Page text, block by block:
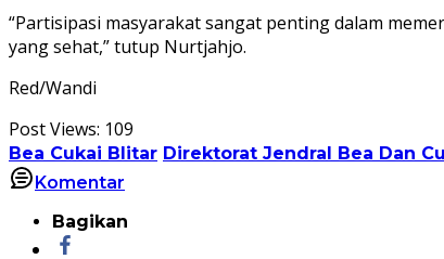
“Partisipasi masyarakat sangat penting dalam
yang sehat,” tutup Nurtjahjo.
Red/Wandi
Post Views: 109
Bea Cukai Blitar Direktorat Jendral Bea Dan
Komentar
Bagikan